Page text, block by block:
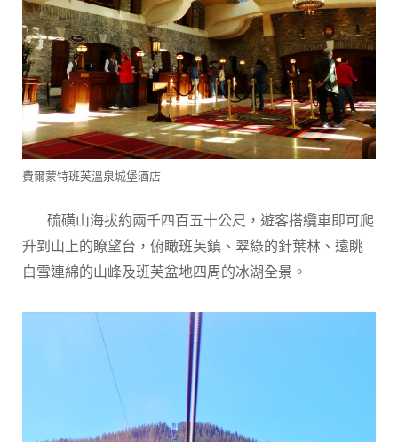
費爾蒙特班芙溫泉城堡酒店
硫磺山海拔約兩千四百五十公尺，遊客搭纜車即可爬
升到山上的瞭望台，俯瞰班芙鎮、翠綠的針葉林、遠眺
白雪連綿的山峰及班芙盆地四周的冰湖全景。